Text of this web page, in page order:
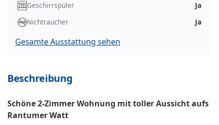
Geschirrspüler
Ja
Nichtraucher
Ja
Gesamte Ausstattung sehen
Beschreibung
Schöne 2-Zimmer Wohnung mit toller Aussicht aufs
Rantumer Watt